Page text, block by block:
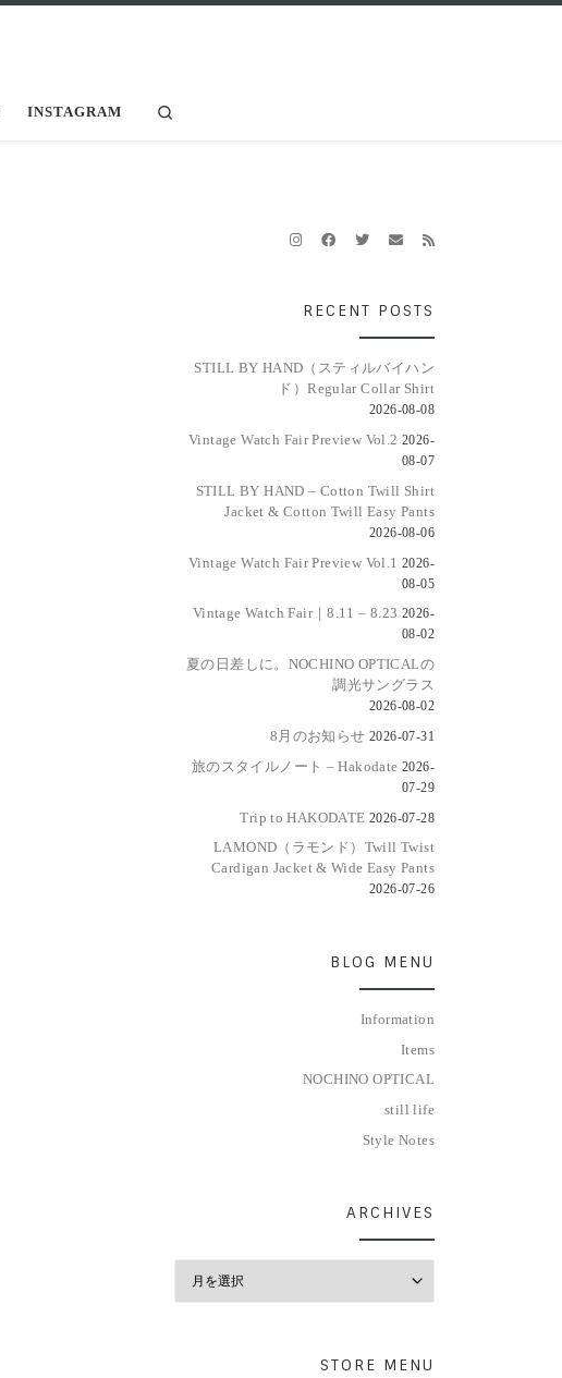
INSTAGRAM
RECENT POSTS
STILL BY HAND（スティルバイハン
ド）Regular Collar Shirt
2026-08-08
Vintage Watch Fair Preview Vol.2 2026-
08-07
STILL BY HAND – Cotton Twill Shirt
Jacket & Cotton Twill Easy Pants
2026-08-06
Vintage Watch Fair Preview Vol.1 2026-
08-05
Vintage Watch Fair｜8.11 – 8.23 2026-
08-02
夏の日差しに。NOCHINO OPTICALの
調光サングラス
2026-08-02
8月のお知らせ 2026-07-31
旅のスタイルノート – Hakodate 2026-
07-29
Trip to HAKODATE 2026-07-28
LAMOND（ラモンド）Twill Twist
Cardigan Jacket & Wide Easy Pants
2026-07-26
BLOG MENU
Information
Items
NOCHINO OPTICAL
still life
Style Notes
ARCHIVES
STORE MENU